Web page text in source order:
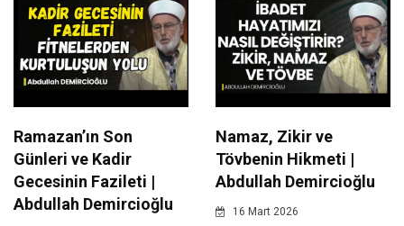
Ramazan’ın Son
Günleri ve Kadir
Gecesinin Fazileti |
Abdullah Demircioğlu
Namaz, Zikir ve
Tövbenin Hikmeti |
Abdullah Demircioğlu
16 Mart 2026